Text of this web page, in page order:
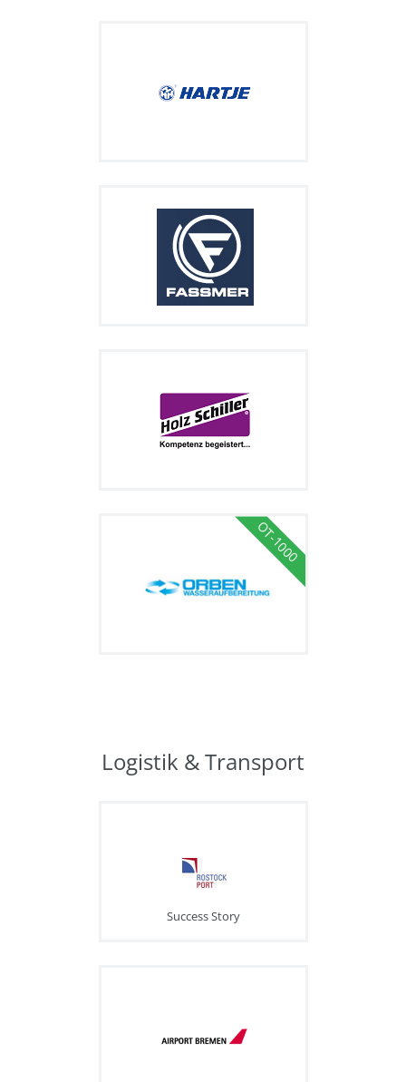
OT-1000
Logistik & Transport
Success Story